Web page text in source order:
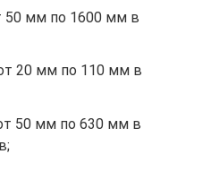
50 мм по 1600 мм в
20 мм по 110 мм в
50 мм по 630 мм в